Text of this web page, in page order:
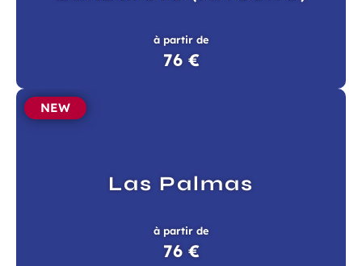
à partir de
76 €
Las Palmas
NEW
à partir de
76 €